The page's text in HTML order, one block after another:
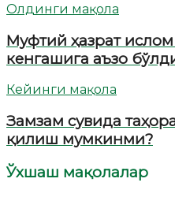
Олдинги мақола
Муфтий ҳазрат
кенгашига аъзо
Кейинги мақола
Замзам сувида
қилиш мумкинми?
Ўхшаш мақолалар